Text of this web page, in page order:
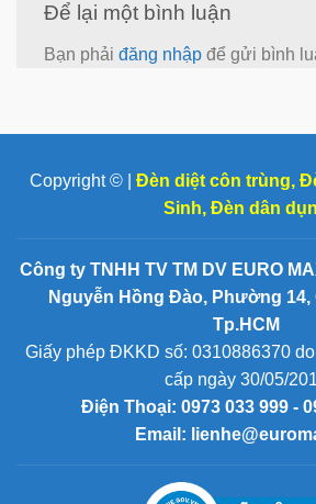
Để lại một bình luận
Bạn phải đăng nhập để gửi bình
Copyright © | Đèn diệt côn trùng,
Sinh, Đèn dân
Công ty TNHH TV TM DV EURO
Nguyễn Hồng Đào, Phường 14,
Tp.HCM
Giấy phép ĐKKD số: 0310886370
cấp ngày 30/05/
Điện Thoại: 0973 033 999 -
Email: